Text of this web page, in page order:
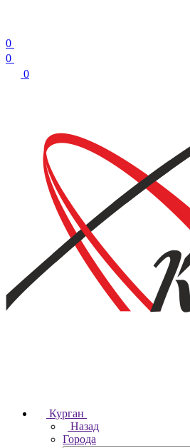
0
0
0
Курган
Назад
Города